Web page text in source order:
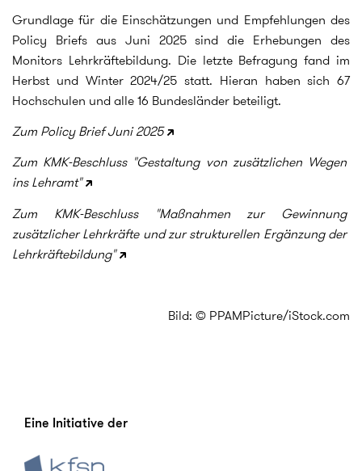
Grundlage für die Einschätzungen und Empfehlungen des
Policy Briefs aus Juni 2025 sind die Erhebungen des
Monitors Lehrkräftebildung. Die letzte Befragung fand im
Herbst und Winter 2024/25 statt. Hieran haben sich 67
Hochschulen und alle 16 Bundesländer beteiligt.
Zum Policy Brief Juni 2025
Zum KMK-Beschluss "Gestaltung von zusätzlichen Wegen
ins Lehramt"
Zum KMK-Beschluss "Maßnahmen zur Gewinnung
zusätzlicher Lehrkräfte und zur strukturellen Ergänzung der
Lehrkräftebildung"
Bild: © PPAMPicture/iStock.com
Eine Initiative der